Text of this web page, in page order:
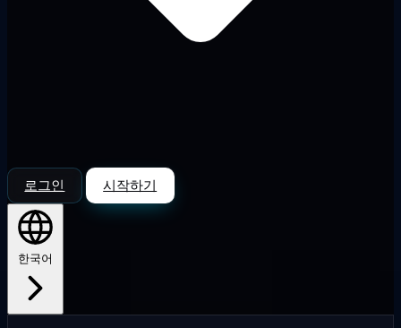
로그인 시작하기
한국어